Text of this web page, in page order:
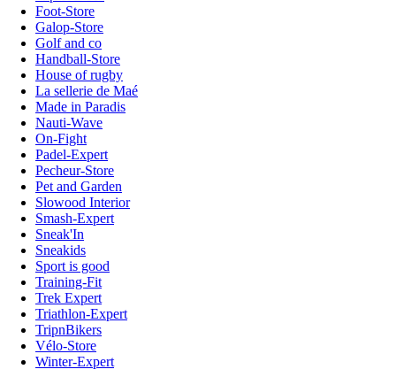
Foot-Store
Galop-Store
Golf and co
Handball-Store
House of rugby
La sellerie de Maé
Made in Paradis
Nauti-Wave
On-Fight
Padel-Expert
Pecheur-Store
Pet and Garden
Slowood Interior
Smash-Expert
Sneak'In
Sneakids
Sport is good
Training-Fit
Trek Expert
Triathlon-Expert
TripnBikers
Vélo-Store
Winter-Expert